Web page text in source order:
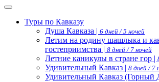
Туры по Кавказу
Душа Кавказа | 6 дней / 5 ночей
Летим на родину шашлыка и
гостеприимства | 8 дней / 7 ночей
Летние каникулы в стране гор |
Удивительный Кавказ | 8 дней / 7
Удивительный Кавказ (Горный